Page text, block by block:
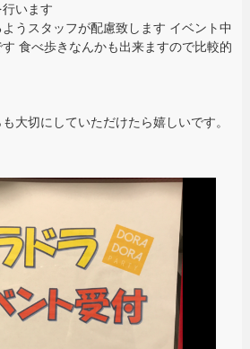
います
うスタッフが配慮致します イベント中
食べ歩きなんかも出来ますので比較的
大切にしていただけたら嬉しいです。